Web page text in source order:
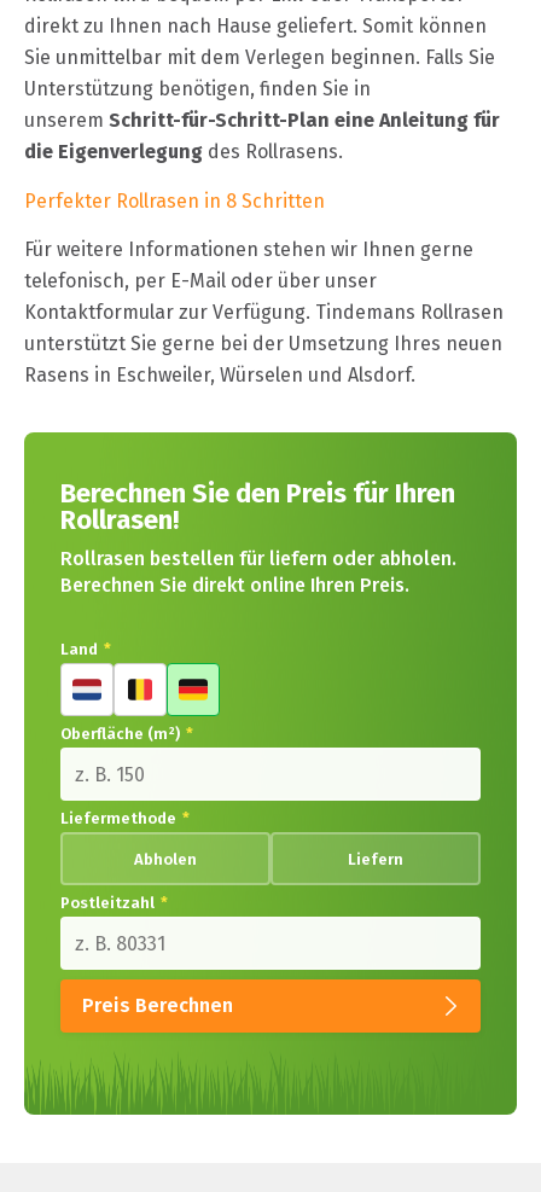
direkt zu Ihnen nach Hause geliefert. Somit können
Sie unmittelbar mit dem Verlegen beginnen. Falls Sie
Unterstützung benötigen, finden Sie in
unserem Schritt-für-Schritt-Plan eine Anleitung für
die Eigenverlegung des Rollrasens.
Perfekter Rollrasen in 8 Schritten
Für weitere Informationen stehen wir Ihnen gerne
telefonisch, per E-Mail oder über unser
Kontaktformular zur Verfügung. Tindemans Rollrasen
unterstützt Sie gerne bei der Umsetzung Ihres neuen
Rasens in Eschweiler, Würselen und Alsdorf.
Berechnen Sie den Preis für Ihren
Rollrasen!
Rollrasen bestellen für liefern oder abholen.
Berechnen Sie direkt online Ihren Preis.
Land *
Oberfläche (m²) *
Liefermethode *
Abholen Liefern
Postleitzahl *
Preis Berechnen